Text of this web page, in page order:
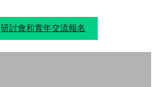
研討會和青年交流報名